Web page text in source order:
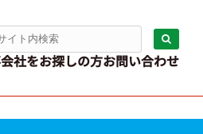
社をお探しの方お問い合わせ